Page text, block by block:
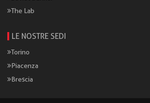
The Lab
LE NOSTRE SEDI
Torino
Piacenza
Brescia